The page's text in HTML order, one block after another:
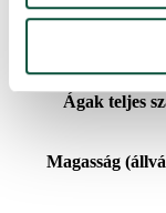
Ágak teljes
Magasság